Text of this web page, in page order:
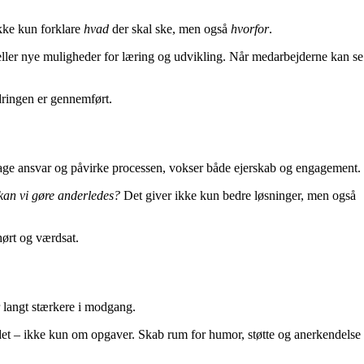
kun forklare hvad der skal ske, men også hvorfor.
nye muligheder for læring og udvikling. Når medarbejderne kan se
er gennemført.
ansvar og påvirke processen, vokser både ejerskab og engagement.
vi gøre anderledes? Det giver ikke kun bedre løsninger, men også
og værdsat.
stærkere i modgang.
– ikke kun om opgaver. Skab rum for humor, støtte og anerkendelse